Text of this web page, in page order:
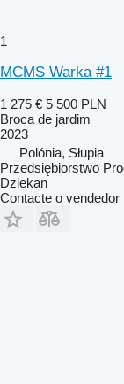
1
MCMS Warka #1
1 275 € 5 500 PLN
Broca de jardim
2023
Polónia, Słupia
Przedsiębiorstwo
Dziekan
Contacte o vendedor